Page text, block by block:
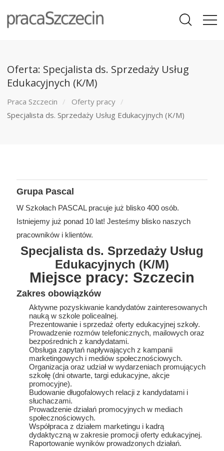
Oferta: Specjalista ds. Sprzedaży Usług
Edukacyjnych (K/M)
Praca Szczecin
Oferty pracy
Specjalista ds. Sprzedaży Usług Edukacyjnych (K/M)
Grupa Pascal
W Szkołach PASCAL pracuje już blisko 400 osób.
Istniejemy już ponad 10 lat! Jesteśmy blisko naszych
pracowników i klientów.
Specjalista ds. Sprzedaży Usług
Edukacyjnych (K/M)
Miejsce pracy: Szczecin
Zakres obowiązków
Aktywne pozyskiwanie kandydatów zainteresowanych
nauką w szkole policealnej.
Prezentowanie i sprzedaż oferty edukacyjnej szkoły.
Prowadzenie rozmów telefonicznych, mailowych oraz
bezpośrednich z kandydatami.
Obsługa zapytań napływających z kampanii
marketingowych i mediów społecznościowych.
Organizacja oraz udział w wydarzeniach promujących
szkołę (dni otwarte, targi edukacyjne, akcje
promocyjne).
Budowanie długofalowych relacji z kandydatami i
słuchaczami.
Prowadzenie działań promocyjnych w mediach
społecznościowych.
Współpraca z działem marketingu i kadrą
dydaktyczną w zakresie promocji oferty edukacyjnej.
Raportowanie wyników prowadzonych działań.